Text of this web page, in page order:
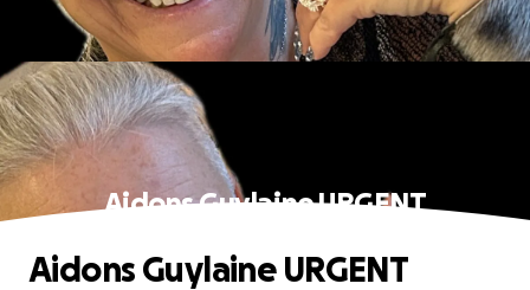
Aidons Guylaine URGENT
Aidons Guylaine URGENT